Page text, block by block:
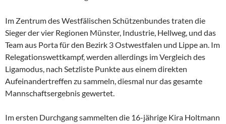
Im Zentrum des Westfälischen Schützenbundes traten die
Sieger der vier Regionen Münster, Industrie, Hellweg, und das
Team aus Porta für den Bezirk 3 Ostwestfalen und Lippe an. Im
Relegationswettkampf, werden allerdings im Vergleich des
Ligamodus, nach Setzliste Punkte aus einem direkten
Aufeinandertreffen zu sammeln, diesmal nur das gesamte
Mannschaftsergebnis gewertet.
Im ersten Durchgang sammelten die 16-jährige Kira Holtmann